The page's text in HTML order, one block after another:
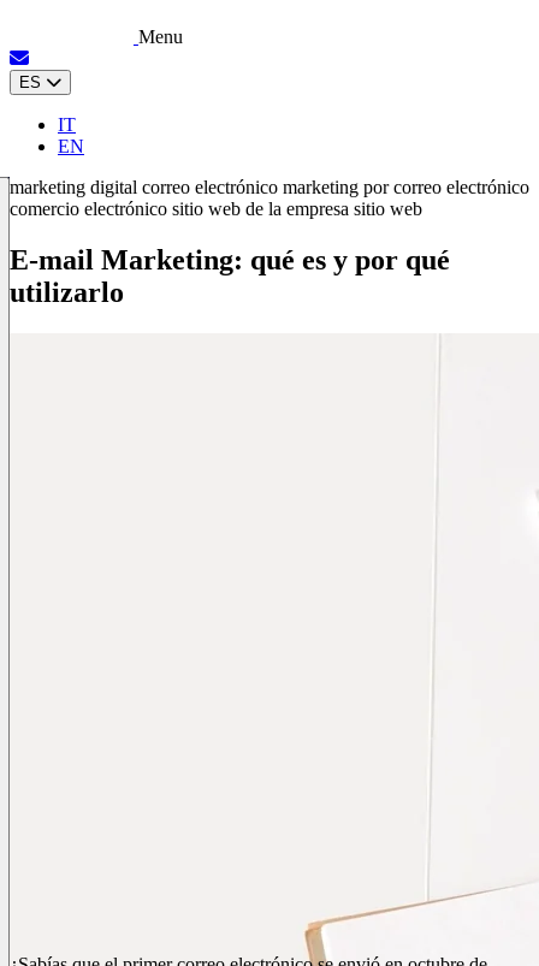
Menu
ES
IT
EN
marketing digital correo electrónico marketing por correo electrónico
comercio electrónico sitio web de la empresa sitio web
E-mail Marketing: qué es y por qué
utilizarlo